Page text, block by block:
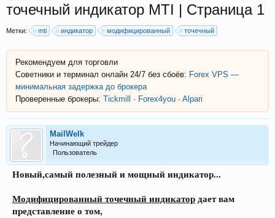
точечный индикатор MTI | Страница 1
Метки: mti индикатор модифицированный точечный
Рекомендуем для торговли
Советники и терминал онлайн 24/7 без сбоёв: Forex VPS —
минимальная задержка до брокера
Проверенные брокеры: Tickmill · Forex4you · Alpari
MailWelk
Начинающий трейдер
Пользователь
Новый,самый полезный и мощный индикатор...
Модифицированный точечный индикатордает вам
представление о том,